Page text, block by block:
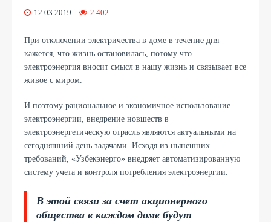
12.03.2019 2 402
При отключении электричества в доме в течение дня
кажется, что жизнь остановилась, потому что
электроэнергия вносит смысл в нашу жизнь и связывает все
живое с миром.
И поэтому рациональное и экономичное использование
электроэнергии, внедрение новшеств в
электроэнергетическую отрасль являются актуальными на
сегодняшний день задачами. Исходя из нынешних
требований, «Узбекэнерго» внедряет автоматизированную
систему учета и контроля потребления электроэнергии.
В этой связи за счет акционерного
общества в каждом доме будут